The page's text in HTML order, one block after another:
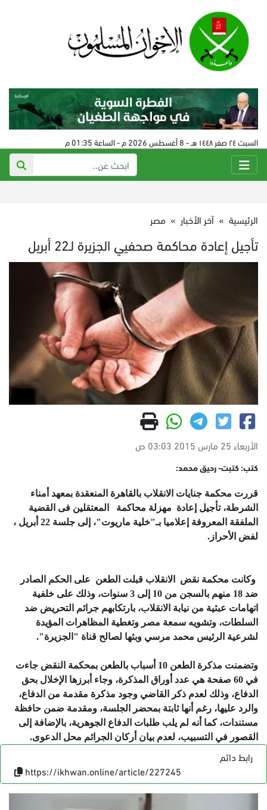
السبت ٢٤ صفر ١٤٤٨ هـ - 8 أغسطس 2026 م - الساعة 01:35 م
الرئيسية » آخر الأخبار » مصر
تأجيل إعادة محاكمة صحفيي الجزيرة لـ22 أبريل
الأربعاء 25 مارس 2015 03:03 ص
كتب: كتبت- رحيق محمد:
قررت محكمة جنايات الانقلاب بالقاهرة المنعقدة بمعهد أمناء
الشرطة، تأجيل إعادة مهزلة محاكمة المعتقلين فى القضية
الملفقة المعروفة إعلاميا بـ"خلية ماريوت"، إلى جلسة 22 أبريل ،
لفض الأحراز.
وكانت محكمة نقض الانقلاب قبلت الطعن على الحكم الصادر
ضد 18 منهم بالسجن من 10 إلى 3 سنوات، وذلك على خلفية
اتهامات عبثية من نيابة الانقلاب، بارتكابهم جرائم التحريض ضد
السلطات، وتشويه سمعة مصر وتغطية المظاهرات المؤيدة
لشرعية الرئيس محمد مرسي وبثها لصالح قناة "الجزيرة".
وتضمنت مذكرة الطعن 10 أسباب بالطعن بمحكمة النقض جاءت
في 60 صفحة هي عدد أوراق المذكرة، وجاء أبرزها الإخلال بحق
الدفاع، وذلك لعدم ذكر القاضي وجود مذكرة مقدمة من الدفاع،
والرد عليها، رغم أنها ثابتة بمحضر الجلسة، ومقدمة ضمن حافظة
مستندات، كما أنه لم يلب طلبات الدفاع الجوهرية، بالإضافة إلى
القصور في التسبيب، لعدم بيان أركان الجرائم محل الدعوى.
رابط دائم
https://ikhwan.online/article/227245